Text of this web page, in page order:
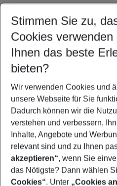
Ändern Sie Ihre Kriterien nach
Abflughafen wählen
Beliebiger Abflughafen
Reisezeitraum wählen
08.08.26– 06.08.27 5-8
2 Erwachsene Keine
Mehr Filter
Footer
Stimmen Sie zu,
Cookies
Ihnen das beste
bieten?
Wir verwenden Cookies und
unsere Webseite für Sie
Dadurch können wir die
verstehen und verbessern,
Inhalte, Angebote und
relevant sind und zu Ihnen
akzeptieren“, wenn Sie
das Nötigste? Dann wählen
Cookies“. Unter „Cookies